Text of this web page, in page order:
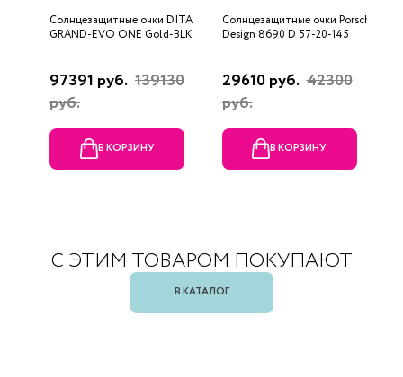
Солнцезащитные очки DITA
GRAND-EVO ONE Gold-BLK
97391 руб. 139130
руб.
В КОРЗИНУ
Солнцезащитные очки Porsche
Design 8690 D 57-20-145
29610 руб. 42300
руб.
В КОРЗИНУ
С ЭТИМ ТОВАРОМ ПОКУПАЮТ
В КАТАЛОГ